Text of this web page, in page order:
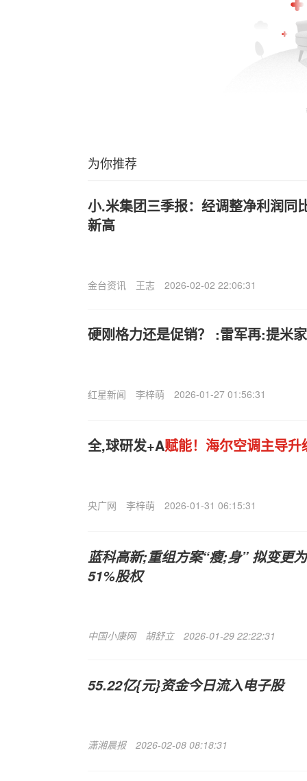
为你推荐
小.米集团三季报：经调整净利润同
新高
金台资讯 王志 2026-02-02 22:06:31
硬刚格力还是促销？ :雷军再:提米
红星新闻 李梓萌 2026-01-27 01:56:31
全,球研发+A赋能！海尔空调主导
央广网 李梓萌 2026-01-31 06:15:31
蓝科高新;重组方案“瘦;身” 拟变更
51%股权
中国小康网 胡舒立 2026-01-29 22:22:31
55.22亿{元}资金今日流入电子股
潇湘晨报 2026-02-08 08:18:31